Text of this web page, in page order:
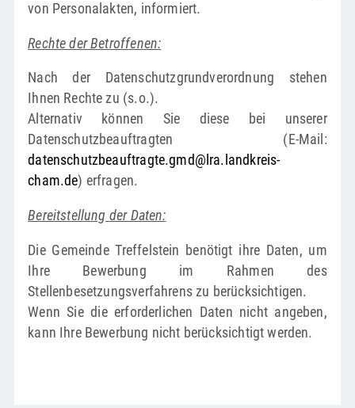
von Personalakten, informiert.
Rechte der Betroffenen:
Nach der Datenschutzgrundverordnung stehen
Ihnen Rechte zu (s.o.).
Alternativ können Sie diese bei unserer
Datenschutzbeauftragten (E-Mail:
datenschutzbeauftragte.gmd@lra.landkreis-
cham.de) erfragen.
Bereitstellung der Daten:
Die Gemeinde Treffelstein benötigt ihre Daten, um
Ihre Bewerbung im Rahmen des
Stellenbesetzungsverfahrens zu berücksichtigen.
Wenn Sie die erforderlichen Daten nicht angeben,
kann Ihre Bewerbung nicht berücksichtigt werden.